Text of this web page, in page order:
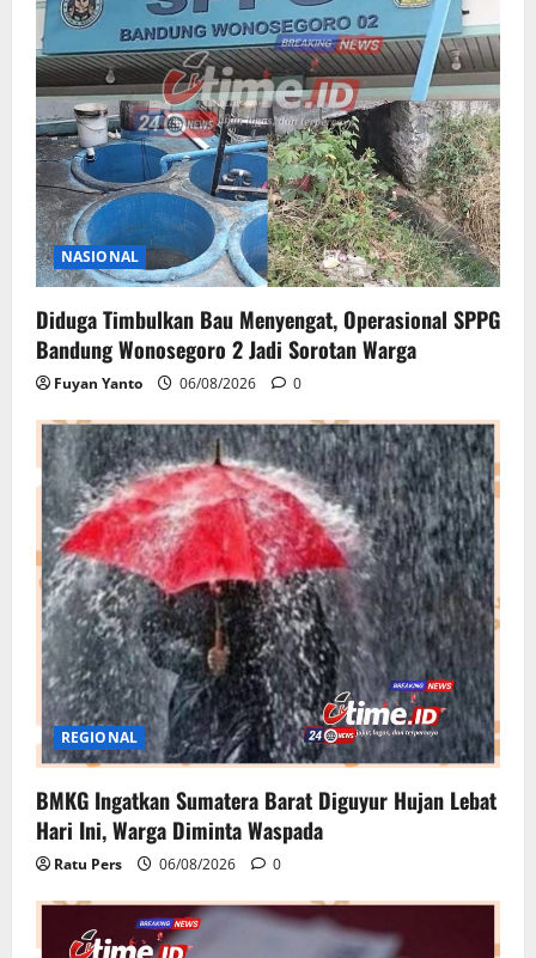
NASIONAL
Diduga Timbulkan Bau Menyengat, Operasional SPPG
Bandung Wonosegoro 2 Jadi Sorotan Warga
Fuyan Yanto 06/08/2026 0
REGIONAL
BMKG Ingatkan Sumatera Barat Diguyur Hujan Lebat
Hari Ini, Warga Diminta Waspada
Ratu Pers 06/08/2026 0